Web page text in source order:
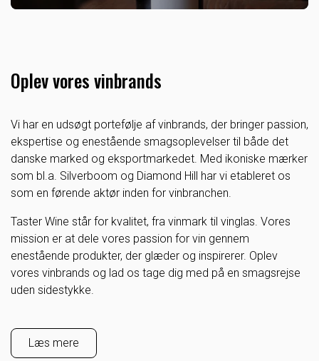
Oplev vores vinbrands
Vi har en udsøgt portefølje af vinbrands, der bringer passion,
ekspertise og enestående smagsoplevelser til både det
danske marked og eksportmarkedet. Med ikoniske mærker
som bl.a. Silverboom og Diamond Hill har vi etableret os
som en førende aktør inden for vinbranchen.
Taster Wine står for kvalitet, fra vinmark til vinglas. Vores
mission er at dele vores passion for vin gennem
enestående produkter, der glæder og inspirerer. Oplev
vores vinbrands og lad os tage dig med på en smagsrejse
uden sidestykke.
Læs mere